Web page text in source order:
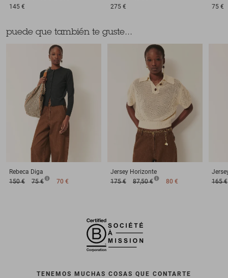
145 €
275 €
75 €
puede que también te guste...
Rebeca Diga
150 €
75 € 70 €
Jersey Horizonte
175 €
87,50 € 80 €
165 €
TENEMOS MUCHAS COSAS QUE CONTARTE